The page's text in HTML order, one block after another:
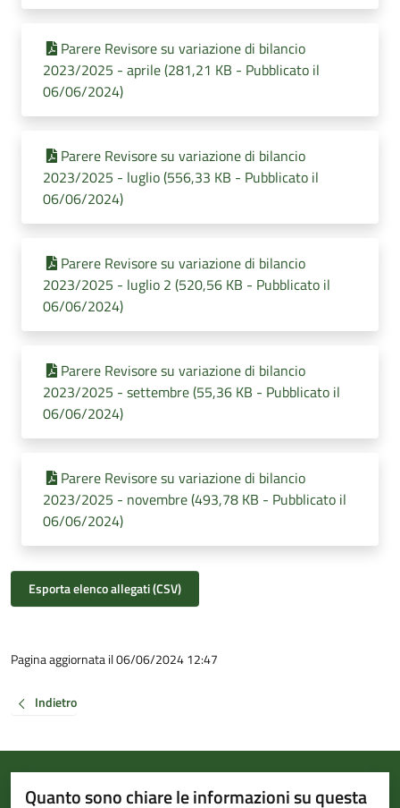
Parere Revisore su variazione di bilancio
2023/2025 - aprile (281,21 KB - Pubblicato il
06/06/2024)
Parere Revisore su variazione di bilancio
2023/2025 - luglio (556,33 KB - Pubblicato il
06/06/2024)
Parere Revisore su variazione di bilancio
2023/2025 - luglio 2 (520,56 KB - Pubblicato il
06/06/2024)
Parere Revisore su variazione di bilancio
2023/2025 - settembre (55,36 KB - Pubblicato il
06/06/2024)
Parere Revisore su variazione di bilancio
2023/2025 - novembre (493,78 KB - Pubblicato il
06/06/2024)
Esporta elenco allegati (CSV)
Pagina aggiornata il 06/06/2024 12:47
Indietro
Quanto sono chiare le informazioni su questa